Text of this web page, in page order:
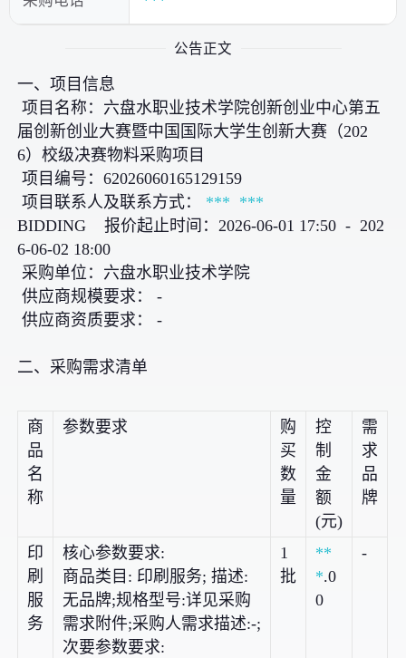
公告正文
一、项目信息
项目名称：六盘水职业技术学院创新创业中心第五
届创新创业大赛暨中国国际大学生创新大赛（202
6）校级决赛物料采购项目
项目编号：62026060165129159
项目联系人及联系方式： *** ***
BIDDING 报价起止时间：2026-06-01 17:50 - 202
6-06-02 18:00
采购单位：六盘水职业技术学院
供应商规模要求： -
供应商资质要求： -
二、采购需求清单
商
品
名
称
参数要求
购
买
数
量
控
制
金
额
(元)
需
求
品
牌
印
刷
服
务
核心参数要求:
商品类目: 印刷服务; 描述:
无品牌;规格型号:详见采购
需求附件;采购人需求描述:-;
次要参数要求:
1
批
**
*.0
0
-